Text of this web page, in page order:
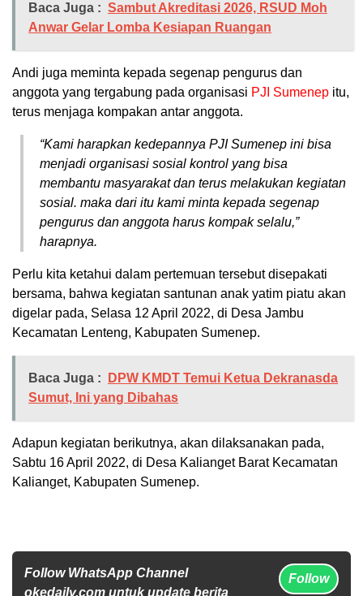
Baca Juga : Sambut Akreditasi 2026, RSUD Moh
Anwar Gelar Lomba Kesiapan Ruangan
Andi juga meminta kepada segenap pengurus dan
anggota yang tergabung pada organisasi PJI Sumenep itu,
terus menjaga kompakan antar anggota.
“Kami harapkan kedepannya PJI Sumenep ini bisa
menjadi organisasi sosial kontrol yang bisa
membantu masyarakat dan terus melakukan kegiatan
sosial. maka dari itu kami minta kepada segenap
pengurus dan anggota harus kompak selalu,”
harapnya.
Perlu kita ketahui dalam pertemuan tersebut disepakati
bersama, bahwa kegiatan santunan anak yatim piatu akan
digelar pada, Selasa 12 April 2022, di Desa Jambu
Kecamatan Lenteng, Kabupaten Sumenep.
Baca Juga :
DPW KMDT Temui Ketua Dekranasda
Sumut, Ini yang Dibahas
Adapun kegiatan berikutnya, akan dilaksanakan pada,
Sabtu 16 April 2022, di Desa Kalianget Barat Kecamatan
Kalianget, Kabupaten Sumenep.
Follow WhatsApp Channel
okedaily.com untuk update berita
Follow